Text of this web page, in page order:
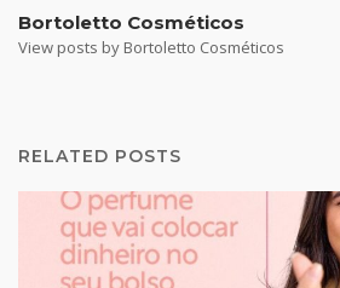
Bortoletto Cosméticos
View posts by Bortoletto Cosméticos
RELATED POSTS